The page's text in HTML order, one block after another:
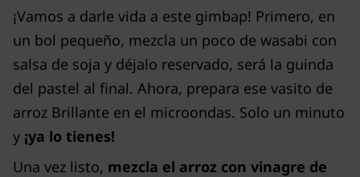
¡Vamos a darle vida a este gimbap! Primero, en
un bol pequeño, mezcla un poco de wasabi con
salsa de soja y déjalo reservado, será la guinda
del pastel al final. Ahora, prepara ese vasito de
arroz Brillante en el microondas. Solo un minuto
y ¡ya lo tienes!
Una vez listo, mezcla el arroz con vinagre de